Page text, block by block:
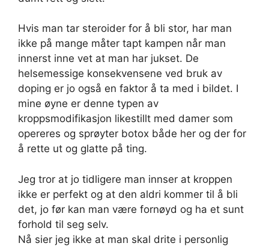
Hvis man tar steroider for å bli stor, har man
ikke på mange måter tapt kampen når man
innerst inne vet at man har jukset. De
helsemessige konsekvensene ved bruk av
doping er jo også en faktor å ta med i bildet. I
mine øyne er denne typen av
kroppsmodifikasjon likestillt med damer som
opereres og sprøyter botox både her og der for
å rette ut og glatte på ting.
Jeg tror at jo tidligere man innser at kroppen
ikke er perfekt og at den aldri kommer til å bli
det, jo før kan man være fornøyd og ha et sunt
forhold til seg selv.
Nå sier jeg ikke at man skal drite i personlig